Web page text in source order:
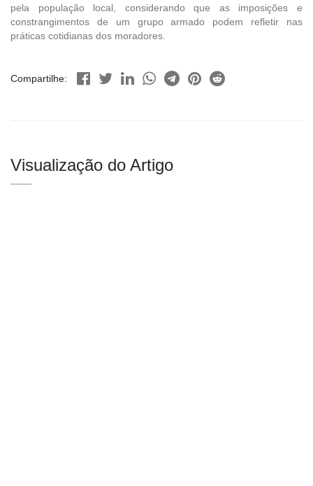
pela população local, considerando que as imposições e
constrangimentos de um grupo armado podem refletir nas
práticas cotidianas dos moradores.
Compartilhe:
Visualização do Artigo